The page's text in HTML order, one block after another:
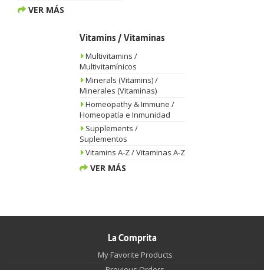
VER MÁS
Vitamins / Vitaminas
Multivitamins /
Multivitamínicos
Minerals (Vitamins) /
Minerales (Vitaminas)
Homeopathy & Immune /
Homeopatía e Inmunidad
Supplements /
Suplementos
Vitamins A-Z / Vitaminas A-Z
VER MÁS
La Comprita
My Favorite Products